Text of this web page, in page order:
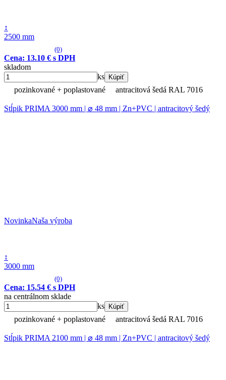
↕
2500 mm
(0)
Cena: 13.10 € s DPH
skladom
ks
Kúpiť
pozinkované + poplastované antracitová šedá RAL 7016
Stĺpik PRIMA 3000 mm | ⌀ 48 mm | Zn+PVC | antracitový šedý
NovinkaNaša výroba
↕
3000 mm
(0)
Cena: 15.54 € s DPH
na centrálnom sklade
ks
Kúpiť
pozinkované + poplastované antracitová šedá RAL 7016
Stĺpik PRIMA 2100 mm | ⌀ 48 mm | Zn+PVC | antracitový šedý